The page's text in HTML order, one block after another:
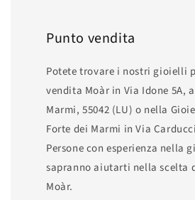
Punto vendita
Potete trovare i nostri gioielli
vendita Moàr in Via Idone 5A,
Marmi, 55042 (LU) o nella
Forte dei Marmi in Via
Persone con esperienza nella
sapranno aiutarti nella scelta
Moàr.